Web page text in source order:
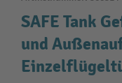
SAFE Tank
und